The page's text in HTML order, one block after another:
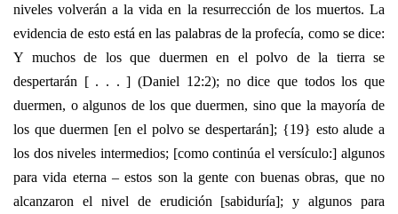
niveles volverán a la vida en la resurrección de los muertos. La
evidencia de esto está en las palabras de la profecía, como se dice:
Y muchos de los que duermen en el polvo de la tierra se
despertarán [ . . . ] (Daniel 12:2); no dice que todos los que
duermen, o algunos de los que duermen, sino que la mayoría de
los que duermen [en el polvo se despertarán]; {19} esto alude a
los dos niveles intermedios; [como continúa el versículo:] algunos
para vida eterna – estos son la gente con buenas obras, que no
alcanzaron el nivel de erudición [sabiduría]; y algunos para